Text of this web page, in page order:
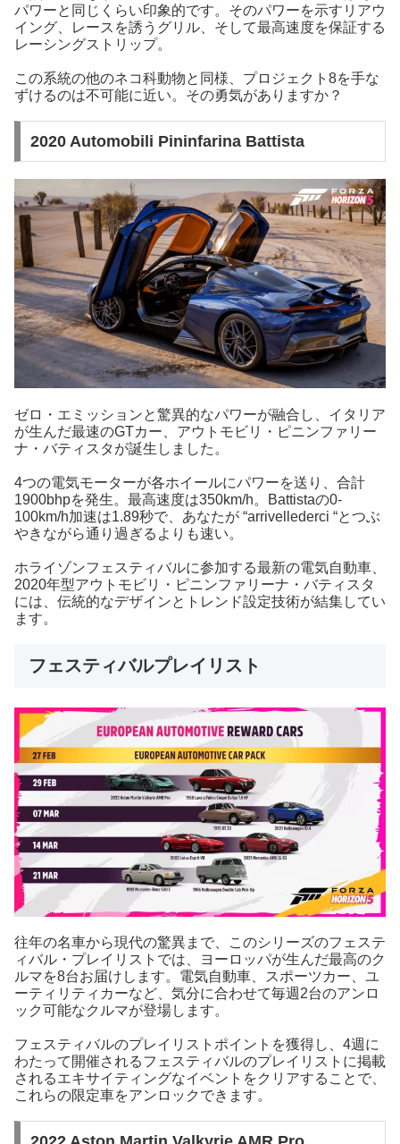
パワーと同じくらい印象的です。そのパワーを示すリアウ
イング、レースを誘うグリル、そして最高速度を保証する
レーシングストリップ。
この系統の他のネコ科動物と同様、プロジェクト8を手な
ずけるのは不可能に近い。その勇気がありますか？
2020 Automobili Pininfarina Battista
ゼロ・エミッションと驚異的なパワーが融合し、イタリア
が生んだ最速のGTカー、アウトモビリ・ピニンファリー
ナ・バティスタが誕生しました。
4つの電気モーターが各ホイールにパワーを送り、合計
1900bhpを発生。最高速度は350km/h。Battistaの0-
100km/h加速は1.89秒で、あなたが “arrivellederci “とつぶ
やきながら通り過ぎるよりも速い。
ホライゾンフェスティバルに参加する最新の電気自動車、
2020年型アウトモビリ・ピニンファリーナ・バティスタ
には、伝統的なデザインとトレンド設定技術が結集してい
ます。
フェスティバルプレイリスト
往年の名車から現代の驚異まで、このシリーズのフェステ
ィバル・プレイリストでは、ヨーロッパが生んだ最高のク
ルマを8台お届けします。電気自動車、スポーツカー、ユ
ーティリティカーなど、気分に合わせて毎週2台のアンロ
ック可能なクルマが登場します。
フェスティバルのプレイリストポイントを獲得し、4週に
わたって開催されるフェスティバルのプレイリストに掲載
されるエキサイティングなイベントをクリアすることで、
これらの限定車をアンロックできます。